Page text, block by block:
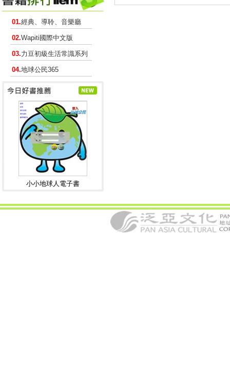
01.經典、導聆、音樂廳
02.Wapiti國際中文版
03.力豆初級生活常識系列
04.地球公民365
小小地球人電子書